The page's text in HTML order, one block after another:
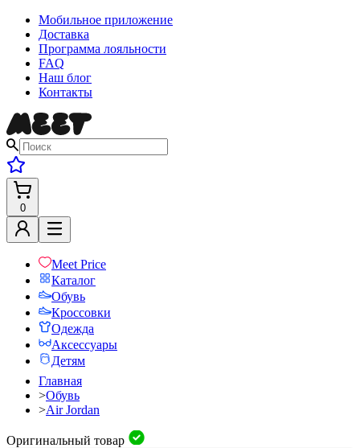
Мобильное приложение
Доставка
Программа лояльности
FAQ
Наш блог
Контакты
0
Meet Price
Каталог
Обувь
Кроссовки
Одежда
Аксессуары
Детям
Главная
>Обувь
>Air Jordan
Оригинальный товар